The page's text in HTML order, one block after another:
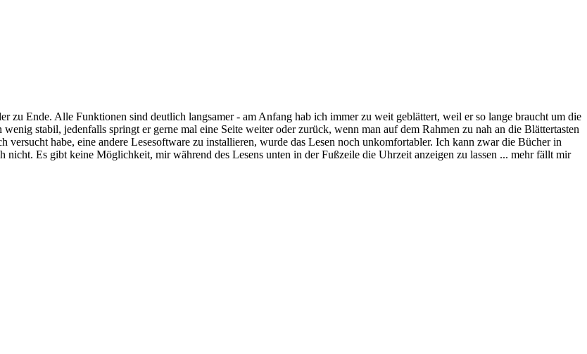
zu Ende. Alle Funktionen sind deutlich langsamer - am Anfang hab ich immer zu weit geblättert, weil er so lange braucht um die
stabil, jedenfalls springt er gerne mal eine Seite weiter oder zurück, wenn man auf dem Rahmen zu nah an die Blättertasten
habe, eine andere Lesesoftware zu installieren, wurde das Lesen noch unkomfortabler. Ich kann zwar die Bücher in
Es gibt keine Möglichkeit, mir während des Lesens unten in der Fußzeile die Uhrzeit anzeigen zu lassen ... mehr fällt mir